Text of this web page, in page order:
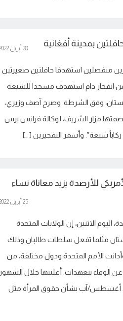
28 أبريل 2022
منفصلين استهدفا حافلتين صغيرتين
انفجار دام استهدف مسجدا للشيعة
وفق الشرطة. وصرح آصف وزيري،
مزار الشريف، لوكالة فرانس برس
شيعة”. وأسفر التفجيرين […]
للأرصدة يزيد معاناة نساء
25 أبريل 2022
الاثنين، إن الولايات المتحدة
مثلما تفعل سلطات طالبان وذلك
الأمم المتحدة ودول مختلفة، من
عن الوفاء بتعهدات. أعلنتها خلال الشهور
أغسطس/آب بشأن حقوق المرأة مثل